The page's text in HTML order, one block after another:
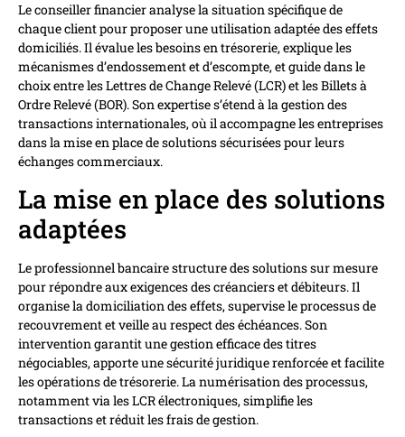
Le conseiller financier analyse la situation spécifique de
chaque client pour proposer une utilisation adaptée des effets
domiciliés. Il évalue les besoins en trésorerie, explique les
mécanismes d’endossement et d’escompte, et guide dans le
choix entre les Lettres de Change Relevé (LCR) et les Billets à
Ordre Relevé (BOR). Son expertise s’étend à la gestion des
transactions internationales, où il accompagne les entreprises
dans la mise en place de solutions sécurisées pour leurs
échanges commerciaux.
La mise en place des solutions
adaptées
Le professionnel bancaire structure des solutions sur mesure
pour répondre aux exigences des créanciers et débiteurs. Il
organise la domiciliation des effets, supervise le processus de
recouvrement et veille au respect des échéances. Son
intervention garantit une gestion efficace des titres
négociables, apporte une sécurité juridique renforcée et facilite
les opérations de trésorerie. La numérisation des processus,
notamment via les LCR électroniques, simplifie les
transactions et réduit les frais de gestion.